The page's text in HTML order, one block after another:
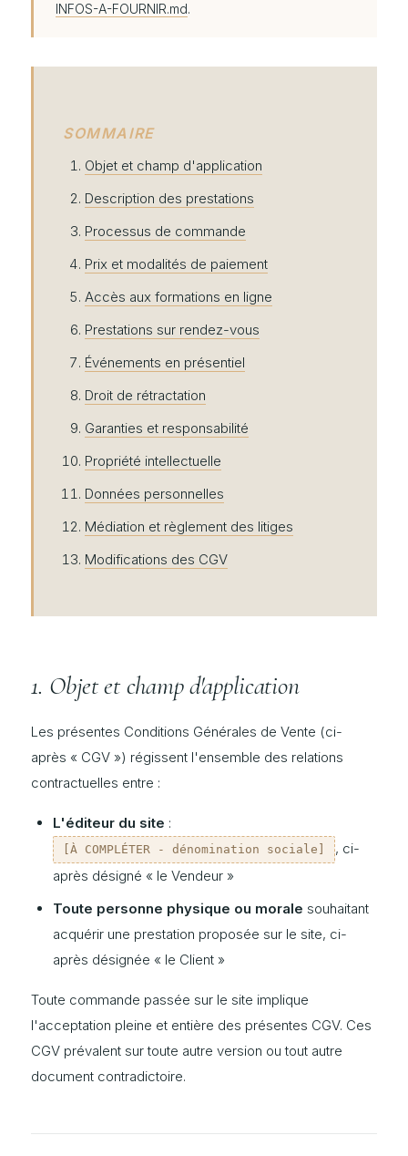
INFOS-A-FOURNIR.md.
SOMMAIRE
Objet et champ d'application
Description des prestations
Processus de commande
Prix et modalités de paiement
Accès aux formations en ligne
Prestations sur rendez-vous
Événements en présentiel
Droit de rétractation
Garanties et responsabilité
Propriété intellectuelle
Données personnelles
Médiation et règlement des litiges
Modifications des CGV
1. Objet et champ d'application
Les présentes Conditions Générales de Vente (ci-
après « CGV ») régissent l'ensemble des relations
contractuelles entre :
L'éditeur du site :
[À COMPLÉTER - dénomination sociale]
, ci-
après désigné « le Vendeur »
Toute personne physique ou morale souhaitant
acquérir une prestation proposée sur le site, ci-
après désignée « le Client »
Toute commande passée sur le site implique
l'acceptation pleine et entière des présentes CGV. Ces
CGV prévalent sur toute autre version ou tout autre
document contradictoire.